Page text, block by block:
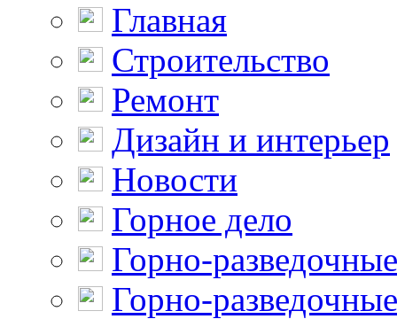
Главная
Строительство
Ремонт
Дизайн и интерьер
Новости
Горное дело
Горно-
Горно-